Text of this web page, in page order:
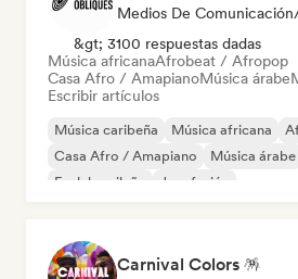
Medios De
&gt; 3100 respuestas dadas
Música africanaAfrobeat / Afropop
Casa Afro / AmapianoMúsica árabe
Escribir artículos
Música caribeña Música africana
Casa Afro / Amapiano
Música árabe
Funk brasileño
Jazz fusión
Carnival Colors 🪅